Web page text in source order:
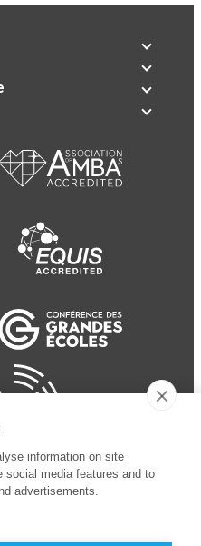
information on site
social media features and to
advertisements.